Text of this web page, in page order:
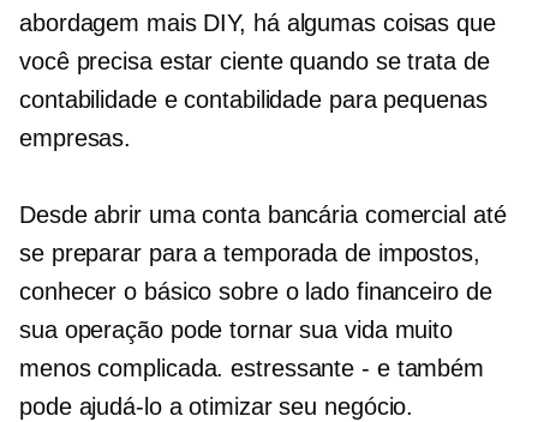
abordagem mais DIY, há algumas coisas que
você precisa estar ciente quando se trata de
contabilidade e contabilidade para pequenas
empresas.
Desde abrir uma conta bancária comercial até
se preparar para a temporada de impostos,
conhecer o básico sobre o lado financeiro de
sua operação pode tornar sua vida muito
menos complicada.estressante - etambém
pode ajudá-lo a otimizar seu negócio.